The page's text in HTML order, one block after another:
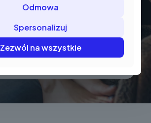
Odmowa
Spersonalizuj
Zezwól na wszystkie